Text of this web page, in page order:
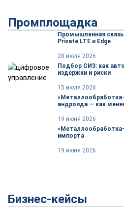
Промплощадка
Промышленная
Private LTE и Edge
28 июля 2026
Подбор СИЗ: как
издержки и риски
15 июля 2026
андроида — как
19 июня 2026
импорта
19 июня 2026
Бизнес-кейсы